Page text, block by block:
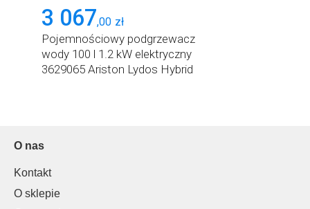
3 067,00 zł
Pojemnościowy podgrzewacz
wody 100 l 1.2 kW elektryczny
3629065 Ariston Lydos Hybrid
O nas
Kontakt
O sklepie